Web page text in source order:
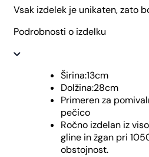
Vsak izdelek je unikaten, zato
Podrobnosti o izdelku
Širina:13cm
Dolžina:28cm
Primeren za
pečico
Ročno izdelan iz
gline in žgan pri
obstojnost.